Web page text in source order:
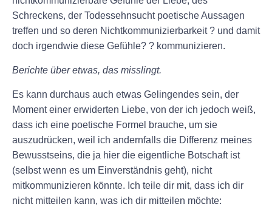
Schreckens, der Todessehnsucht poetische Aussagen
treffen und so deren Nichtkommunizierbarkeit ? und damit
doch irgendwie diese Gefühle? ? kommunizieren.
Berichte über etwas, das misslingt.
Es kann durchaus auch etwas Gelingendes sein, der
Moment einer erwiderten Liebe, von der ich jedoch weiß,
dass ich eine poetische Formel brauche, um sie
auszudrücken, weil ich andernfalls die Differenz meines
Bewusstseins, die ja hier die eigentliche Botschaft ist
(selbst wenn es um Einverständnis geht), nicht
mitkommunizieren könnte. Ich teile dir mit, dass ich dir
nicht mitteilen kann, was ich dir mitteilen möchte: